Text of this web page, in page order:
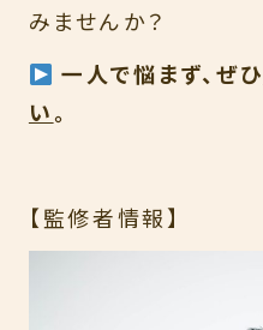
みませんか？
一人で悩まず、 ぜひ
い。
【監修者情報】